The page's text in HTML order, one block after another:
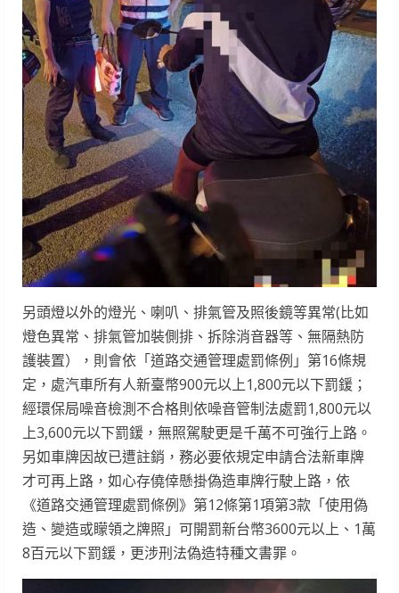
另頭燈以外的燈光、喇叭、排氣管及照後鏡等異常(比如
燈色異常、排氣管加裝側排、拆除消音器等、無隔熱防
護裝置），則會依「道路交通管理處罰條例」第16條規
定，處汽車所有人新臺幣900元以上1,800元以下罰鍰；
經環保局噪音檢測不合格則依噪音管制法處罰1,800元以
上3,600元以下罰鍰，無照駕駛更是千萬不可強行上路。
另如車牌因故已遭註銷，務必要依規定申請合法新車牌
才可再上路，如心存僥倖懸掛偽造車牌行駛上路，依
《道路交通管理處罰條例》第12條第1項第3款「使用偽
造、變造或矇領之牌照」可開罰新台幣3600元以上、1萬
8百元以下罰鍰，更涉刑法偽造特種文書罪。